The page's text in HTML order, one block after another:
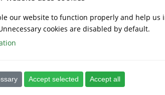
our website to function properly and help us
cookies are disabled by default.
Accept selected Accept all